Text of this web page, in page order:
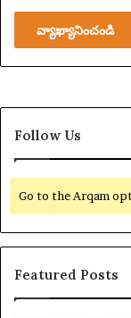
Follow Us
Go to the Arqam
Featured Posts